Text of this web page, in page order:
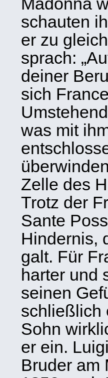
schauten
er zu
sprach:
deiner
sich
was mit
Zelle des
Trotz der
Sante
Hindernis,
galt. Für
harter und
seinen
schließlich
Sohn
er ein.
Bruder am